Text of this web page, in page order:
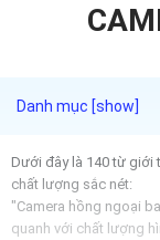
Dưới đây là 140 từ giới
chất lượng sắc nét:
"Camera hồng ngoại
quanh với chất lượng